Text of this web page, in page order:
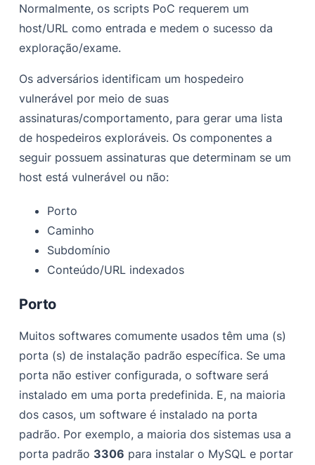
Normalmente, os scripts PoC requerem um
host/URL como entrada e medem o sucesso da
exploração/exame.
Os adversários identificam um hospedeiro
vulnerável por meio de suas
assinaturas/comportamento, para gerar uma lista
de hospedeiros exploráveis. Os componentes a
seguir possuem assinaturas que determinam se um
host está vulnerável ou não:
Porto
Caminho
Subdomínio
Conteúdo/URL indexados
Porto
Muitos softwares comumente usados têm uma (s)
porta (s) de instalação padrão específica. Se uma
porta não estiver configurada, o software será
instalado em uma porta predefinida. E, na maioria
dos casos, um software é instalado na porta
padrão. Por exemplo, a maioria dos sistemas usa a
porta padrão 3306 para instalar o MySQL e portar